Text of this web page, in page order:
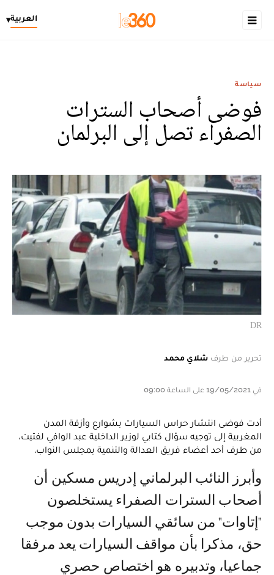
العربية▾
سياسة
فوضى أصحاب السترات
الصفراء تصل إلى البرلمان
DR
تحرير من طرف شلاي محمد
في 19/05/2021 على الساعة 09:00
أدت فوضى انتشار حراس السيارات بشوارع وأزقة المدن
المغربية إلى توجيه سؤال كتابي لوزير الداخلية عبد الوافي لفتيت،
من طرف أحد أعضاء فريق العدالة والتنمية بمجلس النواب.
وأبرز النائب البرلماني إدريس مسكين أن
أصحاب السترات الصفراء يستخلصون
"إتاوات" من سائقي السيارات بدون موجب
حق، مذكرا بأن مواقف السيارات يعد مرفقا
جماعيا، وتدبيره هو اختصاص حصري